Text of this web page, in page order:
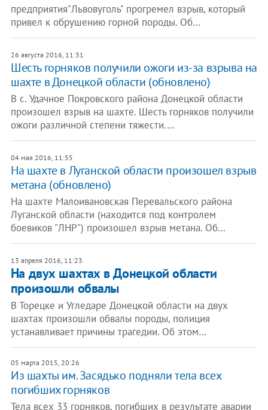
предприятия"Львовуголь" прогремел взрыв, который
привел к обрушению горной породы. Об…
26 августа 2016, 11:31
Шесть горняков получили ожоги из-за взрыва на
шахте в Донецкой области (обновлено)
В с. Удачное Покровского района Донецкой области
произошел взрыв на шахте. Шесть горняков получили
ожоги различной степени тяжести.…
04 мая 2016, 11:55
На шахте в Луганской области произошел взрыв
метана (обновлено)
На шахте Малоивановская Перевальского района
Луганской области (находится под контролем
боевиков "ЛНР") произошел взрыв метана. Об…
13 апреля 2016, 11:23
На двух шахтах в Донецкой области
произошли обвалы
В Торецке и Угледаре Донецкой области на двух
шахтах произошли обвалы породы, полиция
устанавливает причины трагедии. Об этом…
05 марта 2015, 20:26
Из шахты им. Засядько подняли тела всех
погибших горняков
Тела всех 33 горняков, погибших в результате аварии